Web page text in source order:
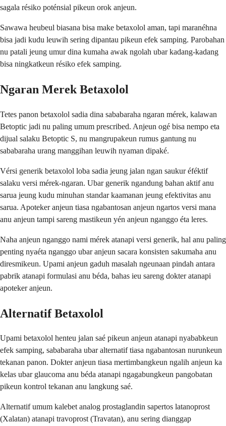
sagala résiko poténsial pikeun orok anjeun.
Sawawa heubeul biasana bisa make betaxolol aman, tapi maranéhna
bisa jadi kudu leuwih sering dipantau pikeun efek samping. Parobahan
nu patali jeung umur dina kumaha awak ngolah ubar kadang-kadang
bisa ningkatkeun résiko efek samping.
Ngaran Merek Betaxolol
Tetes panon betaxolol sadia dina sababaraha ngaran mérek, kalawan
Betoptic jadi nu paling umum prescribed. Anjeun ogé bisa nempo eta
dijual salaku Betoptic S, nu mangrupakeun rumus gantung nu
sababaraha urang manggihan leuwih nyaman dipaké.
Vérsi generik betaxolol loba sadia jeung jalan ngan saukur éféktif
salaku versi mérek-ngaran. Ubar generik ngandung bahan aktif anu
sarua jeung kudu minuhan standar kaamanan jeung efektivitas anu
sarua. Apoteker anjeun tiasa ngabantosan anjeun ngartos versi mana
anu anjeun tampi sareng mastikeun yén anjeun nganggo éta leres.
Naha anjeun nganggo nami mérek atanapi versi generik, hal anu paling
penting nyaéta nganggo ubar anjeun sacara konsisten sakumaha anu
diresmikeun. Upami anjeun gaduh masalah ngeunaan pindah antara
pabrik atanapi formulasi anu béda, bahas ieu sareng dokter atanapi
apoteker anjeun.
Alternatif Betaxolol
Upami betaxolol henteu jalan saé pikeun anjeun atanapi nyababkeun
efek samping, sababaraha ubar alternatif tiasa ngabantosan nurunkeun
tekanan panon. Dokter anjeun tiasa mertimbangkeun ngalih anjeun ka
kelas ubar glaucoma anu béda atanapi ngagabungkeun pangobatan
pikeun kontrol tekanan anu langkung saé.
Alternatif umum kalebet analog prostaglandin sapertos latanoprost
(Xalatan) atanapi travoprost (Travatan), anu sering dianggap